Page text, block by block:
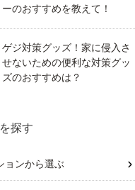
ーのおすすめを教えて！
ゲジ対策グッズ！家に侵入さ
せないための便利な対策グッ
ズのおすすめは？
探す
ョンから選ぶ